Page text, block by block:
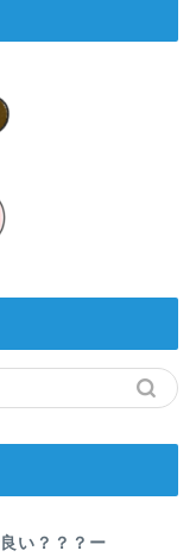
い？？？ー